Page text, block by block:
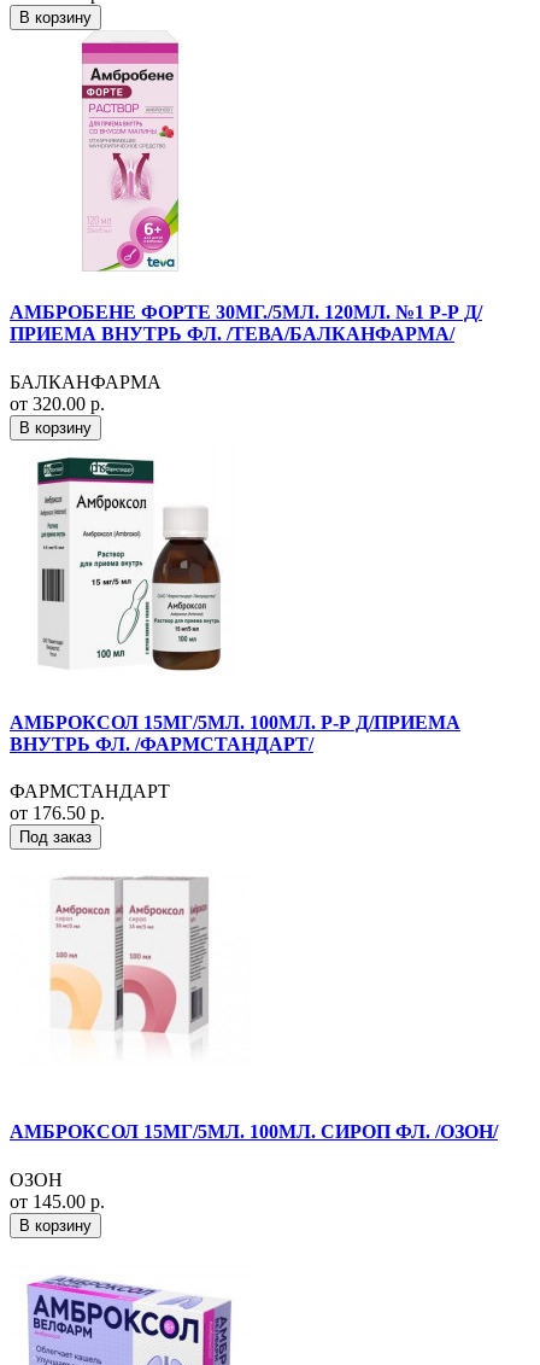
В корзину
АМБРОБЕНЕ ФОРТЕ 30МГ./5МЛ. 120МЛ. №1 Р-Р Д/
ПРИЕМА ВНУТРЬ ФЛ. /ТЕВА/БАЛКАНФАРМА/
БАЛКАНФАРМА
от 320.00 р.
В корзину
АМБРОКСОЛ 15МГ/5МЛ. 100МЛ. Р-Р Д/ПРИЕМА
ВНУТРЬ ФЛ. /ФАРМСТАНДАРТ/
ФАРМСТАНДАРТ
от 176.50 р.
Под заказ
АМБРОКСОЛ 15МГ/5МЛ. 100МЛ. СИРОП ФЛ. /ОЗОН/
ОЗОН
от 145.00 р.
В корзину